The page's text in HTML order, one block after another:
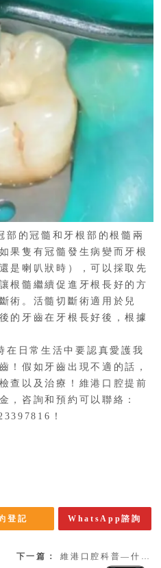
部的冠髓和牙根部的根髓兩
果隻有冠髓發生病變而牙根
是喇叭狀時），可以採取先
根髓繼續促進牙根長好的方
術。活髓切斷術適用於兒
的牙齒在牙根長好後，根據
在日常生活中要認真愛護我
！假如牙齒出現不適的話，
查以及治療！維港口腔提前
，咨詢和預約可以聯絡：
！
登記 WhatsApp諮詢
下一篇： 維港口腔科普—什麼是蓋髓治療和安撫治療呢？